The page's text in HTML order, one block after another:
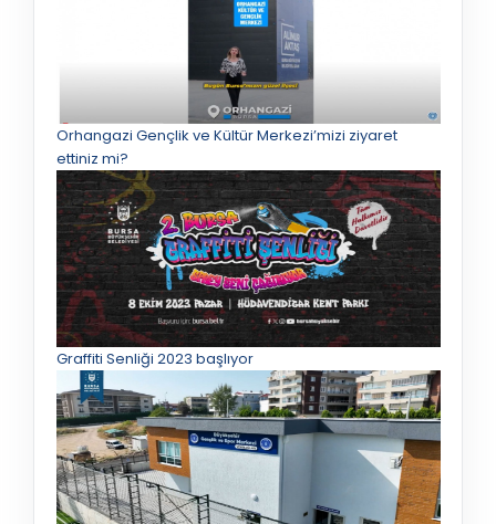
Orhangazi Gençlik ve Kültür Merkezi’mizi ziyaret
ettiniz mi?
Graffiti Senliği 2023 başlıyor